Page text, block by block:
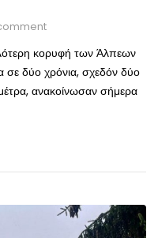
κορυφή των Άλπεων
σε δύο χρόνια, σχεδόν δύο
ανακοίνωσαν σήμερα